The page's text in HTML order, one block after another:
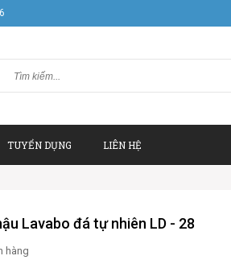
TUYỂN DỤNG LIÊN HỆ
Lavabo đá tự nhiên LD - 28
hàng